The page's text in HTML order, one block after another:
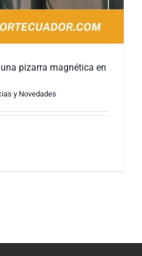
pizarra magnética en
y Novedades